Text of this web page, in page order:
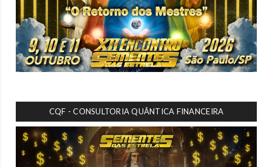
CQF - CONSULTORIA QUÂNTICA FINANCEIRA